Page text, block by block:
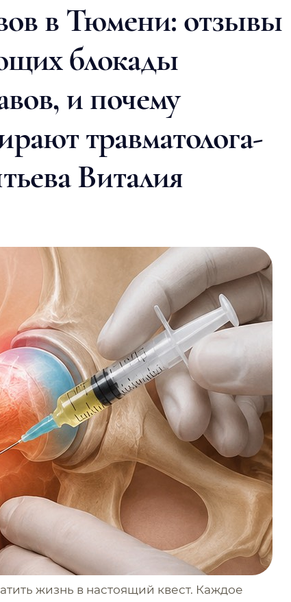
в Тюмени: отзывы
блокады
и почему
травматолога-
Виталия
жизнь в настоящий квест. Каждое